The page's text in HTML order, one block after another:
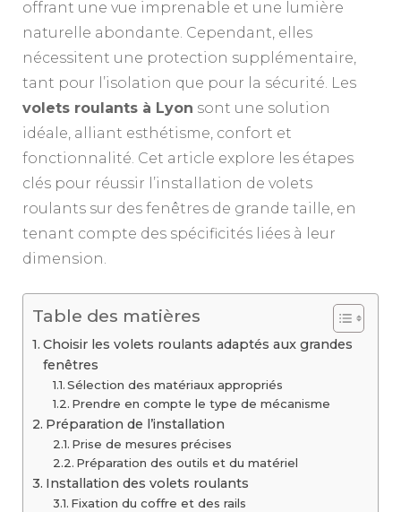
offrant une vue imprenable et une lumière
naturelle abondante. Cependant, elles
nécessitent une protection supplémentaire,
tant pour l’isolation que pour la sécurité. Les
volets roulants à Lyon sont une solution
idéale, alliant esthétisme, confort et
fonctionnalité. Cet article explore les étapes
clés pour réussir l’installation de volets
roulants sur des fenêtres de grande taille, en
tenant compte des spécificités liées à leur
dimension.
Table des matières
Choisir les volets roulants adaptés aux grandes
fenêtres
Sélection des matériaux appropriés
Prendre en compte le type de mécanisme
Préparation de l’installation
Prise de mesures précises
Préparation des outils et du matériel
Installation des volets roulants
Fixation du coffre et des rails